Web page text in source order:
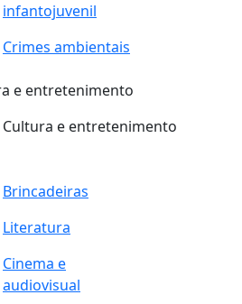
infantojuvenil
Crimes ambientais
e entretenimento
Cultura e entretenimento
Brincadeiras
Literatura
Cinema e
audiovisual